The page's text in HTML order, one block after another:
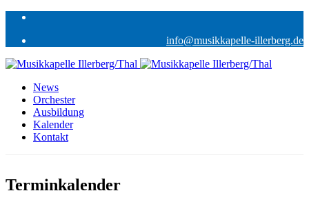
info@musikkapelle-illerberg.de
News
Orchester
Ausbildung
Kalender
Kontakt
Terminkalender